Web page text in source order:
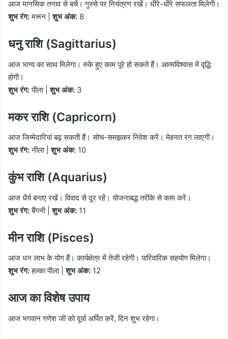
आज मानसिक तनाव से बचें। गुस्से पर नियंत्रण रखें। धीरे-धीरे सफलता मिलेगी।
शुभ रंग:मरून |शुभ अंक: 8
धनु राशि (Sagittarius)
आज भाग्य का साथ मिलेगा। रुके हुए काम पूरे हो सकते हैं। आत्मविश्वास में वृद्धि
होगी।
शुभ रंग:पीला |शुभ अंक: 3
मकर राशि (Capricorn)
आज जिम्मेदारियां बढ़ सकती हैं। सोच-समझकर निवेश करें। मेहनत रंग लाएगी।
शुभ रंग:नीला |शुभ अंक: 10
कुंभ राशि (Aquarius)
आज धैर्य बनाए रखें। विवाद से दूर रहें। योजनाबद्ध तरीके से काम करें।
शुभ रंग:बैंगनी |शुभ अंक: 11
मीन राशि (Pisces)
आज धन लाभ के योग हैं। कार्यक्षेत्र में तेजी रहेगी। पारिवारिक सहयोग मिलेगा।
शुभ रंग:हल्का पीला |शुभ अंक: 12
आज का विशेष उपाय
आज भगवान गणेश जी को दूर्वा अर्पित करें, दिन शुभ रहेगा।